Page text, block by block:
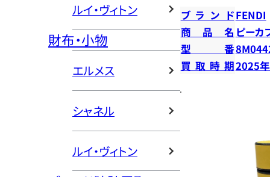
ルイ・ヴィトン
財布・小物
エルメス
シャネル
ルイ・ヴィトン
ブランドFENDI
商品名 ピーカ
型番
買取時期2025